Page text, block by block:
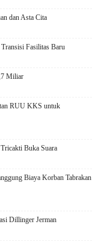
dan Asta Cita
Fasilitas Baru
Miliar
RUU KKS untuk
Buka Suara
Biaya Korban Tabrakan
Dillinger Jerman